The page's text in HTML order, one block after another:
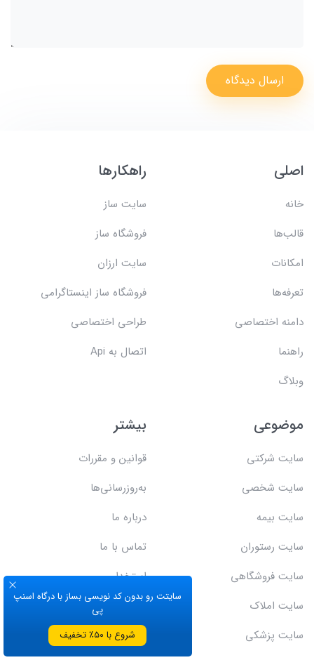
ارسال دیدگاه
سایتت رو بدون کد نویسی بساز با درگاه اسنپ
پی
شروع با ۵۰٪ تخفیف
اصلی
خانه
قالب‌ها
امکانات
تعرفه‌ها
دامنه اختصاصی
راهنما
وبلاگ
راهکارها
سایت ساز
فروشگاه ساز
سایت ارزان
فروشگاه ساز اینستاگرامی
طراحی اختصاصی
اتصال به Api
موضوعی
سایت شرکتی
سایت شخصی
سایت بیمه
سایت رستوران
سایت فروشگاهی
سایت املاک
سایت پزشکی
بیشتر
قوانین و مقررات
به‌روزرسانی‌ها
درباره ما
تماس با ما
استخدام